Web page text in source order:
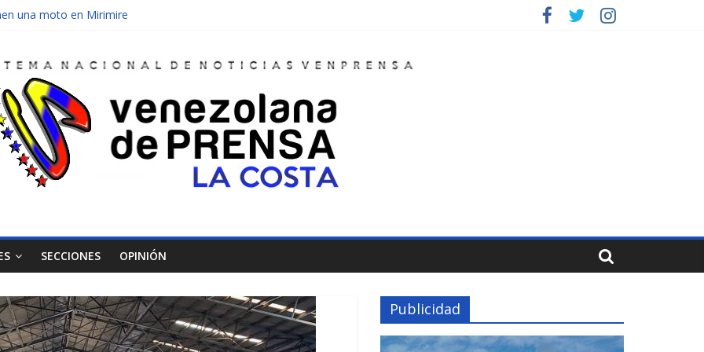
que estafaba a ciudadanos en Puerto cabello
una moto en Mirimire
abandonado de Chichiriviche
entre Colombia y Margarita el 27 de junio
SECCIONES OPINIÓN
Publicidad